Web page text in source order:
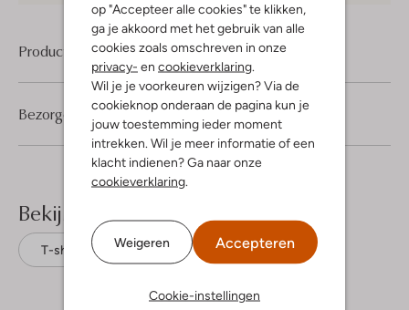
op "Accepteer alle cookies" te klikken,
ga je akkoord met het gebruik van alle
cookies zoals omschreven in onze
privacy- en cookieverklaring.
Wil je je voorkeuren wijzigen? Via de
cookieknop onderaan de pagina kun je
jouw toestemming ieder moment
intrekken. Wil je meer informatie of een
klacht indienen? Ga naar onze
cookieverklaring.
Weigeren Accepteren
Cookie-instellingen
Product informatie
Bezorgen & retourneren
Bekijk meer
T-shirts Another Label Katoen